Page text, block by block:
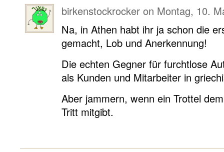
birkenstockrocker on Montag, 10.
Na, in Athen habt ihr ja schon die
gemacht, Lob und Anerkennung!
Die echten Gegner für furchtlose
als Kunden und Mitarbeiter in
Aber jammern, wenn ein Trottel
Tritt mitgibt.